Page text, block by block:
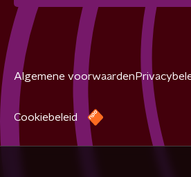
Algemene voorwaarden
Cookiebeleid